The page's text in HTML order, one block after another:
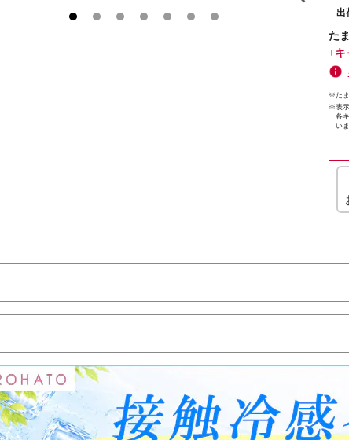
出
た
+キ
※たま
※表
各
いま